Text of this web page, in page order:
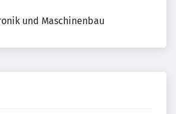
und Maschinenbau